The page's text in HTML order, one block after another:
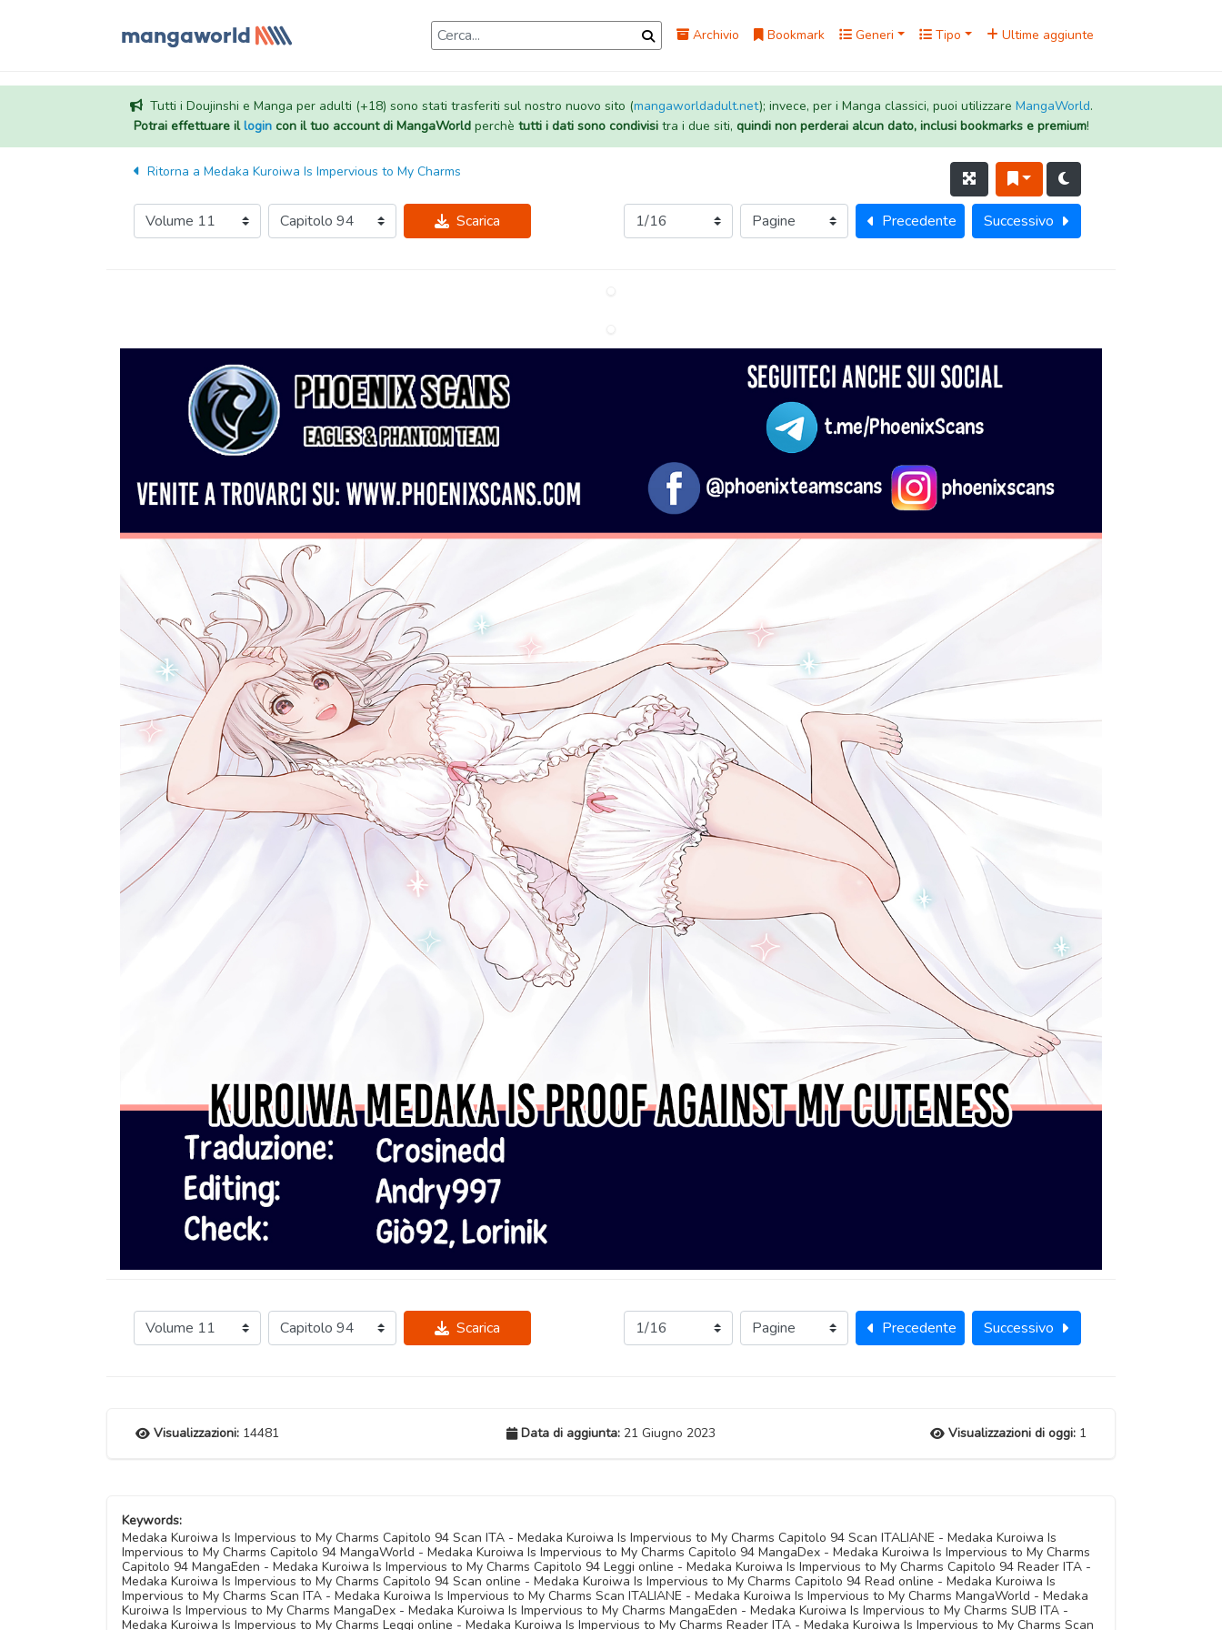
Archivio Bookmark Generi Tipo Ultime aggiunte
Tutti i Doujinshi e Manga per adulti (+18) sono stati trasferiti sul nostro nuovo sito (mangaworldadult.net); invece, per i Manga classici, puoi utilizzare MangaWorld.
Potrai effettuare illogincon il tuo account di MangaWorldperchè tutti i dati sono condivisitra i due siti, quindi non perderai alcun dato, inclusi bookmarks e premium!
Ritorna a Medaka Kuroiwa Is Impervious to My Charms
Scarica Precedente Successivo
Scarica Precedente Successivo
Visualizzazioni: 14481 Data di aggiunta:21 Giugno 2023 Visualizzazioni di oggi:1
Keywords:
Medaka Kuroiwa Is Impervious to My Charms Capitolo 94 Scan ITA - Medaka Kuroiwa Is Impervious to My Charms Capitolo 94 Scan ITALIANE - Medaka Kuroiwa Is
Impervious to My Charms Capitolo 94 MangaWorld - Medaka Kuroiwa Is Impervious to My Charms Capitolo 94 MangaDex - Medaka Kuroiwa Is Impervious to My Charms
Capitolo 94 MangaEden - Medaka Kuroiwa Is Impervious to My Charms Capitolo 94 Leggi online - Medaka Kuroiwa Is Impervious to My Charms Capitolo 94 Reader ITA -
Medaka Kuroiwa Is Impervious to My Charms Capitolo 94 Scan online - Medaka Kuroiwa Is Impervious to My Charms Capitolo 94 Read online - Medaka Kuroiwa Is
Impervious to My Charms Scan ITA - Medaka Kuroiwa Is Impervious to My Charms Scan ITALIANE - Medaka Kuroiwa Is Impervious to My Charms MangaWorld - Medaka
Kuroiwa Is Impervious to My Charms MangaDex - Medaka Kuroiwa Is Impervious to My Charms MangaEden - Medaka Kuroiwa Is Impervious to My Charms SUB ITA -
Medaka Kuroiwa Is Impervious to My Charms Leggi online - Medaka Kuroiwa Is Impervious to My Charms Reader ITA - Medaka Kuroiwa Is Impervious to My Charms Scan